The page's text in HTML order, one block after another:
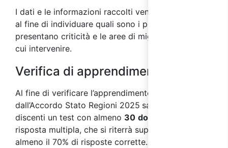
I dati e le informazioni raccolti vengono analizzati
al fine di individuare quali sono i processi che
presentano criticità e le aree di miglioramento su
cui intervenire.
Verifica di apprendimento
Al fine di verificare l’apprendimento, come previsto
dall’Accordo Stato Regioni 2025 sarà sottoposto ai
discenti un test con almeno 30 domande
risposta multipla, che si riterrà superato con
almeno il 70% di risposte corrette. Nei corsi svolti